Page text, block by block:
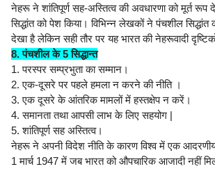
नेहरू ने शांतिपूर्ण सह-अस्तित्व की अवधारणा को मूर्त
सिद्धांत को पेश किया। विभिन्न लेखकों ने पंचशील
देखा है लेकिन सही तौर पर यह भारत की नेहरूवादी
8. पंचशील के 5 सिद्धान्त
1. परस्पर सम्प्रभुता का सम्मान।
2. एक-दूसरे पर पहले हमला न करने की नीति ।
3. एक दूसरे के आंतरिक मामलों में हस्तक्षेप न करें।
4. समानता तथा आपसी लाभ के लिए सहयोग |
5. शांतिपूर्ण सह अस्तित्व।
नेहरू ने अपनी विदेश नीति के कारण विश्व में एक आदरणीय
1 मार्च 1947 में जब भारत को औपचारिक आजादी नहीं